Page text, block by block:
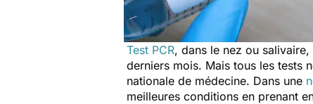
Test PCR, dans le nez ou salivaire,
derniers mois. Mais tous les tests
nationale de médecine. Dans une
meilleures conditions en prenant